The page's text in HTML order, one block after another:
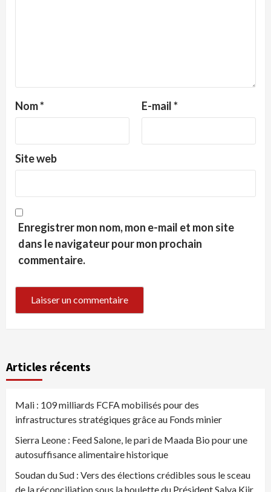
Nom* E-mail*
Site web
Enregistrer mon nom, mon e-mail et mon site
dans le navigateur pour mon prochain
commentaire.
Articles récents
Mali : 109 milliards FCFA mobilisés pour des
infrastructures stratégiques grâce au Fonds minier
Sierra Leone : Feed Salone, le pari de Maada Bio pour une
autosuffisance alimentaire historique
Soudan du Sud : Vers des élections crédibles sous le sceau
de la réconciliation sous la houlette du Président Salva Kiir